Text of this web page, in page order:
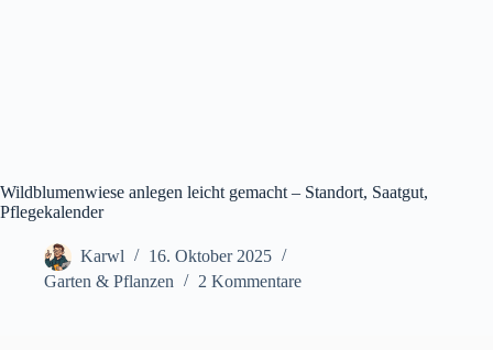
Wildblumenwiese anlegen leicht gemacht – Standort, Saatgut,
Pflegekalender
Karwl
16. Oktober 2025
Garten & Pflanzen
2 Kommentare